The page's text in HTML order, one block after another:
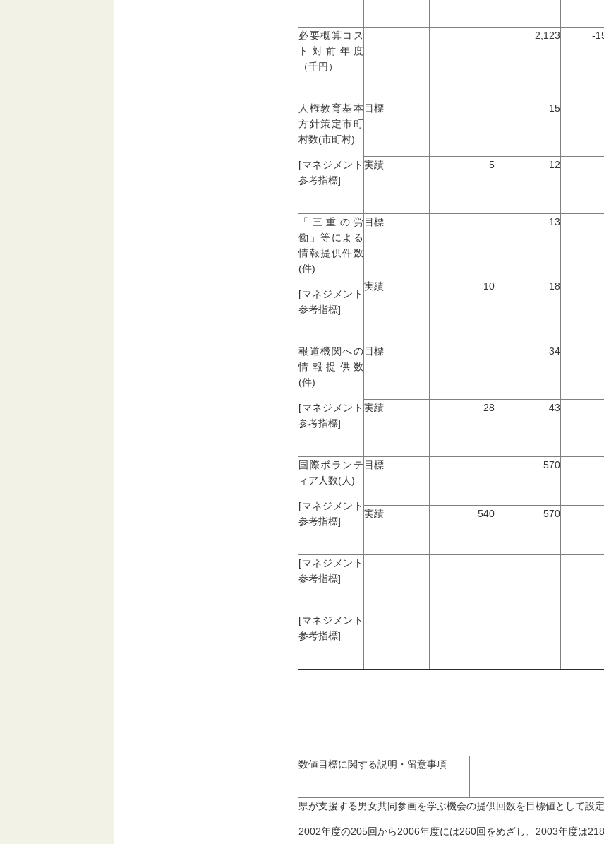
必要概算コス
ト対前年度
（千円）
2,123 -
人権教育基本
方針策定市町
村数(市町村)
[マネジメント
参考指標]
目標 15
実績 5 12
「三重の労
働」等による
情報提供件数
(件)
[マネジメント
参考指標]
目標 13
実績 10 18
報道機関への
情報提供数
(件)
[マネジメント
参考指標]
目標 34
実績 28 43
国際ボランテ
ィア人数(人)
[マネジメント
参考指標]
目標 570
実績 540 570
[マネジメント
参考指標]
[マネジメント
参考指標]
数値目標に関する説明・留意事項
県が支援する男女共同参画を学ぶ機会の提供回数を目標値として設定
2002年度の205回から2006年度には260回をめざし、2003年度は218